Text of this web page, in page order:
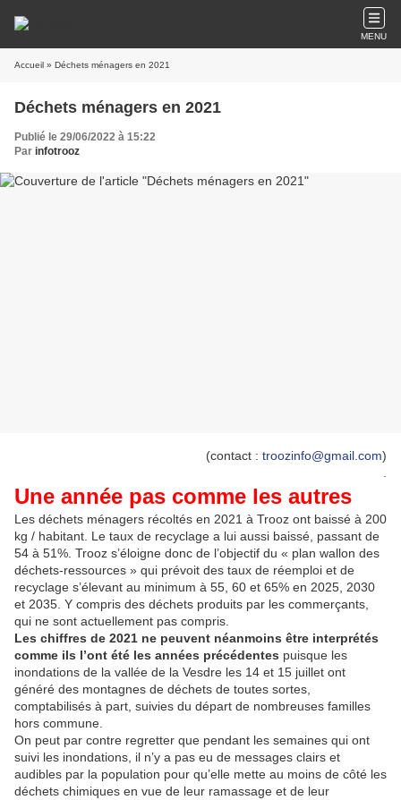
MENU
Accueil » Déchets ménagers en 2021
Déchets ménagers en 2021
Publié le 29/06/2022 à 15:22
Par infotrooz
(contact : troozinfo@gmail.com)
Une année pas comme les autres
Les déchets ménagers récoltés en 2021 à Trooz ont baissé à 200
kg / habitant. Le taux de recyclage a lui aussi baissé, passant de
54 à 51%. Trooz s’éloigne donc de l’objectif du « plan wallon des
déchets-ressources » qui prévoit des taux de réemploi et de
recyclage s’élevant au minimum à 55, 60 et 65% en 2025, 2030
et 2035. Y compris des déchets produits par les commerçants,
qui ne sont actuellement pas compris.
Les chiffres de 2021 ne peuvent néanmoins être interprétés
comme ils l’ont été les années précédentes puisque les
inondations de la vallée de la Vesdre les 14 et 15 juillet ont
généré des montagnes de déchets de toutes sortes,
comptabilisés à part, suivies du départ de nombreuses familles
hors commune.
On peut par contre regretter que pendant les semaines qui ont
suivi les inondations, il n’y a pas eu de messages clairs et
audibles par la population pour qu’elle mette au moins de côté les
déchets chimiques en vue de leur ramassage et de leur